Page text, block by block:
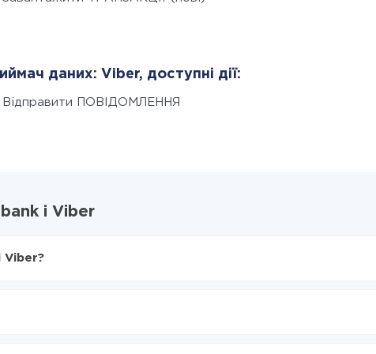
даних: Viber, доступні дії:
Відправити ПОВІДОМЛЕННЯ
і Viber
Viber?